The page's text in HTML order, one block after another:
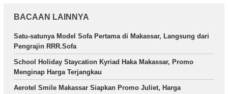
BACAAN LAINNYA
Satu-satunya Model Sofa Pertama di Makassar, Langsung dari
Pengrajin RRR.Sofa
School Holiday Staycation Kyriad Haka Makassar, Promo
Menginap Harga Terjangkau
Aerotel Smile Makassar Siapkan Promo Juliet, Harga